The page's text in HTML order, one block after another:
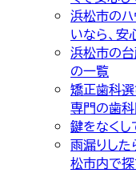
浜松市の
いなら、
浜松市の
の一覧
矯正歯科
専門の歯
鍵をなくし
雨漏りした
松市内で